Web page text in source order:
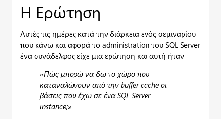
Η Ερώτηση
Αυτές τις ημέρες κατά την διάρκεια ενός σεμιναρίου
που κάνω και αφορά το administration του SQL Server
ένα συνάδελφος είχε μια ερώτηση και αυτή ήταν
«Πώς μπορώ να δω το χώρο που
καταναλώνουν από την buffer cache οι
βάσεις που έχω σε ένα SQL Server
instance;»